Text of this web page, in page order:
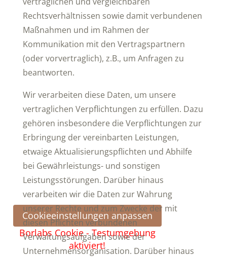
Cookieeinstellungen anpassen
Borlabs Cookie - Testumgebung
aktiviert!
Rechtsverhältnissen sowie damit verbundenen
Maßnahmen und im Rahmen der
Kommunikation mit den Vertragspartnern
(oder vorvertraglich), z.B., um Anfragen zu
beantworten.
Wir verarbeiten diese Daten, um unsere
vertraglichen Verpflichtungen zu erfüllen. Dazu
gehören insbesondere die Verpflichtungen zur
Erbringung der vereinbarten Leistungen,
etwaige Aktualisierungspflichten und Abhilfe
bei Gewährleistungs- und sonstigen
Leistungsstörungen. Darüber hinaus
verarbeiten wir die Daten zur Wahrung
unserer Rechte und zum Zwecke der mit
diesen Pflichten verbundenen
Verwaltungsaufgaben sowie der
Unternehmensorganisation. Darüber hinaus